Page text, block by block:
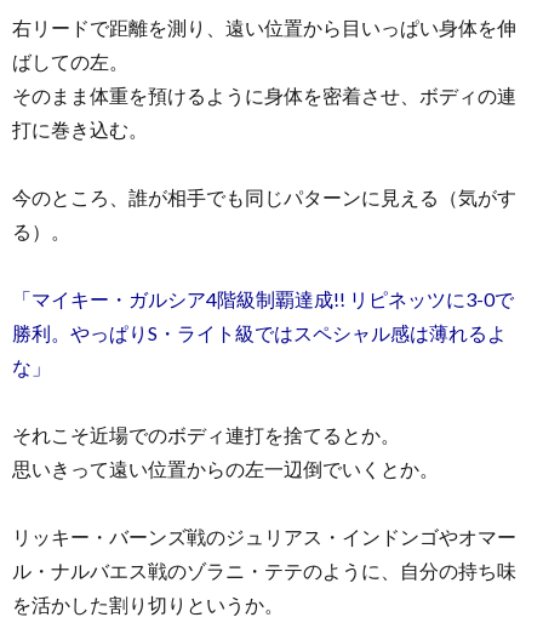
右リードで距離を測り、遠い位置から目いっぱい身体を伸
ばしての左。
そのまま体重を預けるように身体を密着させ、ボディの連
打に巻き込む。
今のところ、誰が相手でも同じパターンに見える（気がす
る）。
「マイキー・ガルシア4階級制覇達成!! リピネッツに3-0で
勝利。やっぱりS・ライト級ではスペシャル感は薄れるよ
な」
それこそ近場でのボディ連打を捨てるとか。
思いきって遠い位置からの左一辺倒でいくとか。
リッキー・バーンズ戦のジュリアス・インドンゴやオマー
ル・ナルバエス戦のゾラニ・テテのように、自分の持ち味
を活かした割り切りというか。